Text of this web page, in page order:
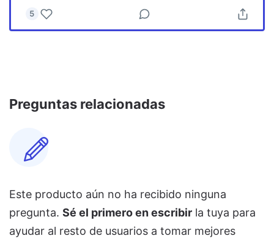
5
Preguntas relacionadas
Este producto aún no ha recibido ninguna
pregunta. Sé el primero en escribir la tuya para
ayudar al resto de usuarios a tomar mejores